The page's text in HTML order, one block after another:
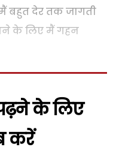
बहुत देर तक जागती
के लिए मैं गहन
के लिए
करें